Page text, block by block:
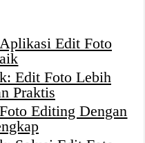
Edit Foto
Edit Foto Lebih
Praktis
Editing Dengan